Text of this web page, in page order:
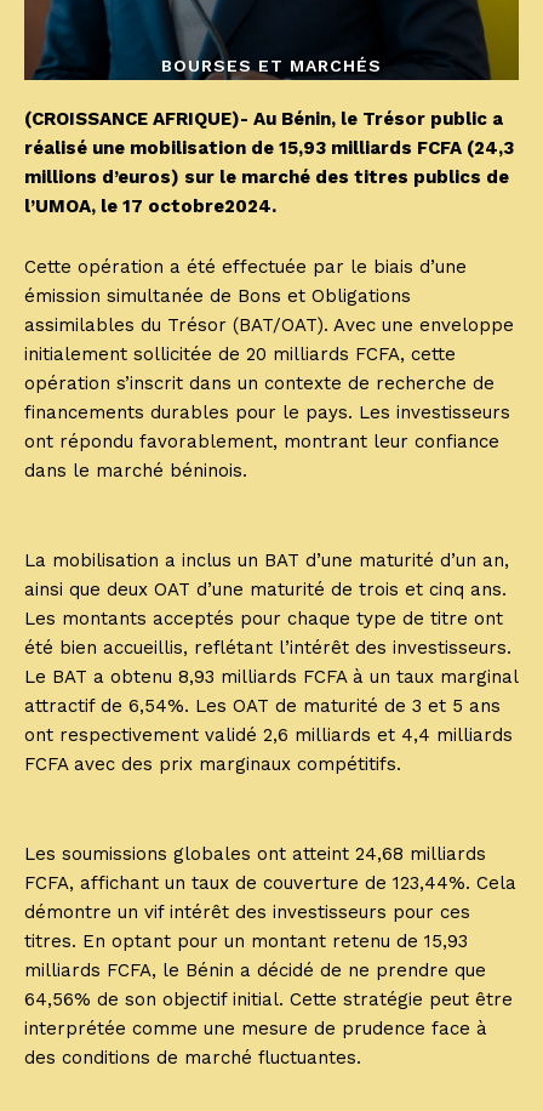
BOURSES ET MARCHÉS
(CROISSANCE AFRIQUE)- Au Bénin, le Trésor public a
réalisé une mobilisation de 15,93 milliards FCFA (24,3
millions d’euros) sur le marché des titres publics de
l’UMOA, le 17 octobre2024.
Cette opération a été effectuée par le biais d’une
émission simultanée de Bons et Obligations
assimilables du Trésor (BAT/OAT). Avec une enveloppe
initialement sollicitée de 20 milliards FCFA, cette
opération s’inscrit dans un contexte de recherche de
financements durables pour le pays. Les investisseurs
ont répondu favorablement, montrant leur confiance
dans le marché béninois.
La mobilisation a inclus un BAT d’une maturité d’un an,
ainsi que deux OAT d’une maturité de trois et cinq ans.
Les montants acceptés pour chaque type de titre ont
été bien accueillis, reflétant l’intérêt des investisseurs.
Le BAT a obtenu 8,93 milliards FCFA à un taux marginal
attractif de 6,54%. Les OAT de maturité de 3 et 5 ans
ont respectivement validé 2,6 milliards et 4,4 milliards
FCFA avec des prix marginaux compétitifs.
Les soumissions globales ont atteint 24,68 milliards
FCFA, affichant un taux de couverture de 123,44%. Cela
démontre un vif intérêt des investisseurs pour ces
titres. En optant pour un montant retenu de 15,93
milliards FCFA, le Bénin a décidé de ne prendre que
64,56% de son objectif initial. Cette stratégie peut être
interprétée comme une mesure de prudence face à
des conditions de marché fluctuantes.